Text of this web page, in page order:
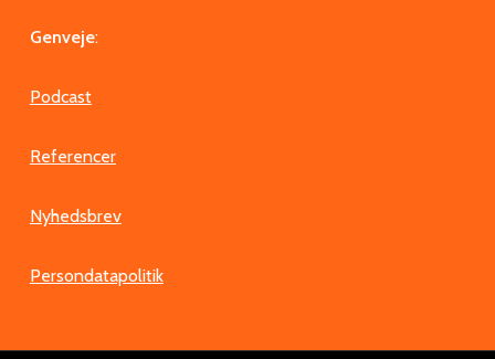
Genveje:
Podcast
Referencer
Nyhedsbrev
Persondatapolitik